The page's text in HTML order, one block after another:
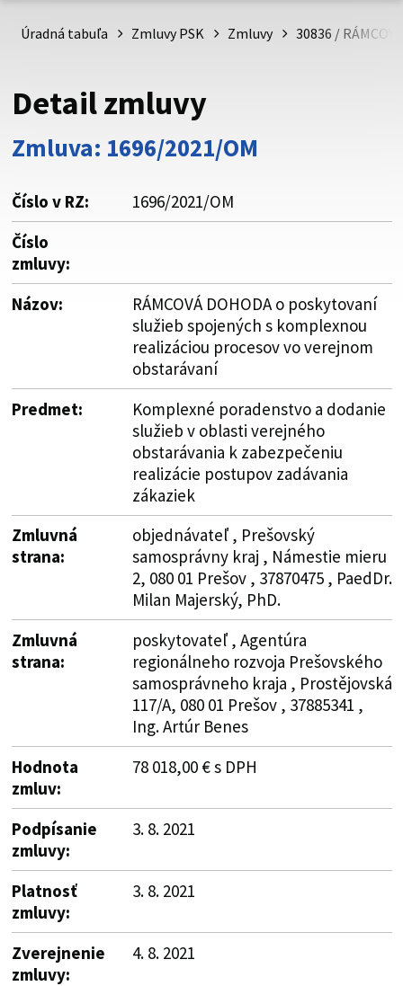
psk.sk.
Buďte pozorní a vždy sa uistite, že zdieľate informácie iba
cez zabezpečenú webovú stránku. Zabezpečená stránka
vždy začína https:// pred názvom domény webového sídla.
Úradná tabuľa Zmluvy PSK Zmluvy 30836 /
Detail zmluvy
Zmluva: 1696/2021/OM
Číslo v RZ:
1696/2021/OM
Číslo
zmluvy:
Názov:
RÁMCOVÁ DOHODA o poskytovaní
služieb spojených s komplexnou
realizáciou procesov vo verejnom
obstarávaní
Predmet:
Komplexné poradenstvo a dodanie
služieb v oblasti verejného
obstarávania k zabezpečeniu
realizácie postupov zadávania
zákaziek
Zmluvná
strana:
objednávateľ , Prešovský
samosprávny kraj , Námestie mieru
2, 080 01 Prešov , 37870475 , PaedDr.
Milan Majerský, PhD.
Zmluvná
strana:
poskytovateľ , Agentúra
regionálneho rozvoja Prešovského
samosprávneho kraja , Prostějovská
117/A, 080 01 Prešov , 37885341 ,
Ing. Artúr Benes
Hodnota
zmluv:
78 018,00 € s DPH
Podpísanie
zmluvy:
3. 8. 2021
Platnosť
zmluvy:
3. 8. 2021
Zverejnenie
zmluvy:
4. 8. 2021